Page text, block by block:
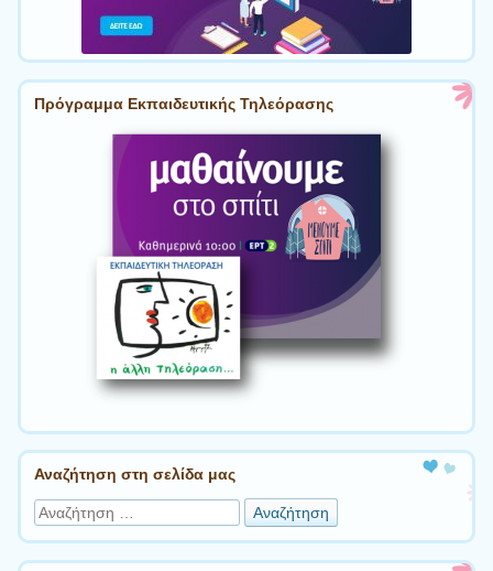
Πρόγραμμα Εκπαιδευτικής Τηλεόρασης
Αναζήτηση στη σελίδα μας
Αναζήτηση